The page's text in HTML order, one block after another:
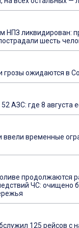
НПЗ ликвидирован:
шесть
ожидаются в
АЗС: где 8 августа
ввели временные
продолжаются
ЧС: очищено
125 рейсов с